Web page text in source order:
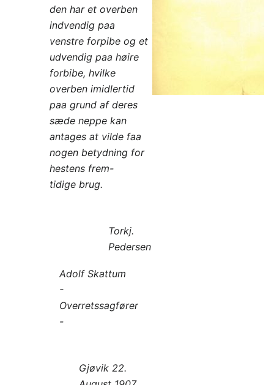
den har et overben
indvendig paa
venstre forpibe og et
udvendig paa høire
forbibe, hvilke
overben imidlertid
paa grund af deres
sæde neppe kan
antages at vilde faa
nogen betydning for
hestens frem-
tidige brug.
Torkj.
Pedersen
Adolf Skattum
-
Overretssagfører
-
Gjøvik 22.